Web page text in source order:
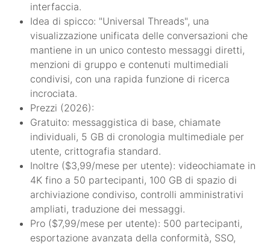
interfaccia.
Idea di spicco: "Universal Threads", una
visualizzazione unificata delle conversazioni che
mantiene in un unico contesto messaggi diretti,
menzioni di gruppo e contenuti multimediali
condivisi, con una rapida funzione di ricerca
incrociata.
Prezzi (2026):
Gratuito: messaggistica di base, chiamate
individuali, 5 GB di cronologia multimediale per
utente, crittografia standard.
Inoltre ($3,99/mese per utente): videochiamate in
4K fino a 50 partecipanti, 100 GB di spazio di
archiviazione condiviso, controlli amministrativi
ampliati, traduzione dei messaggi.
Pro ($7,99/mese per utente): 500 partecipanti,
esportazione avanzata della conformità, SSO,